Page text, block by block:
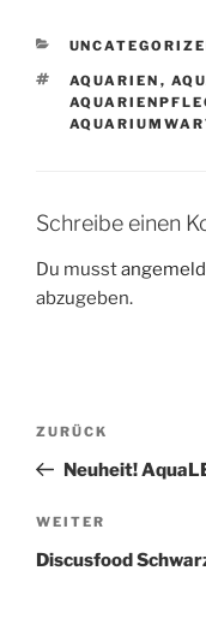
e
b
o
er s
A
p
KATEGORIEN
AQUARIEN ,
Schreibe einen
Du musst
abzugeben.
Vorheriger
Beitrag
ZURÜCK
Neuheit!
Nächster
Beitrag
WEITER
Discusfood